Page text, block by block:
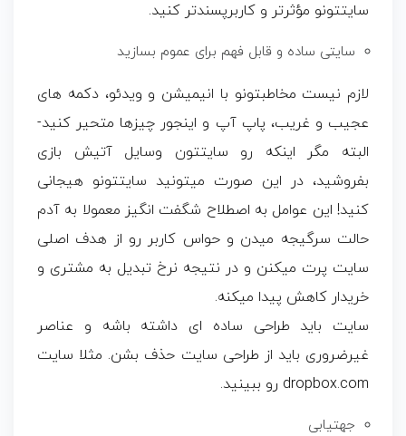
سایتتونو مؤثرتر و کاربرپسندتر کنید.
سایتی ساده و قابل فهم برای عموم بسازید
لازم نیست مخاطبتونو با انیمیشن و ویدئو، دکمه های
عجیب و غریب، پاپ آپ و اینجور چیزها متحیر کنید-
البته مگر اینکه رو سایتتون وسایل آتیش بازی
بفروشید، در این صورت میتونید سایتتونو هیجانی
کنید! این عوامل به اصطلاح شگفت انگیز معمولا به آدم
حالت سرگیجه میدن و حواس کاربر رو از هدف اصلی
سایت پرت میکنن و در نتیجه نرخ تبدیل به مشتری و
خریدار کاهش پیدا میکنه.
سایت باید طراحی ساده ای داشته باشه و عناصر
غیرضروری باید از طراحی سایت حذف بشن. مثلا سایت
dropbox.com رو ببینید.
جهتیابی